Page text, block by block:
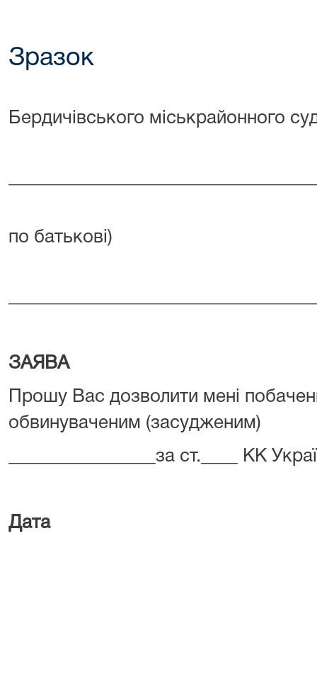
Зразок
Бердичівського міськрайонного
по батькові)
ЗАЯВА
Прошу Вас дозволити мені
обвинуваченим (засудженим)
________________за ст.____ КК
Дата